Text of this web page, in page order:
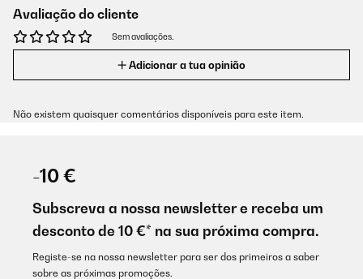
Avaliação do cliente
Sem avaliações.
Adicionar a tua opinião
Não existem quaisquer comentários disponíveis para este item.
-10 €
Subscreva a nossa newsletter e receba um
desconto de 10 €* na sua próxima compra.
Registe-se na nossa newsletter para ser dos primeiros a saber
sobre as próximas promoções.